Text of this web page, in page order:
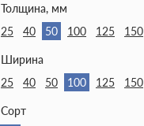
Толщина, мм
25
40 50 100 125 150
Ширина
25
40 50 100 125 150
Сорт